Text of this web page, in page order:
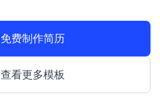
免费制作简历
查看更多模板